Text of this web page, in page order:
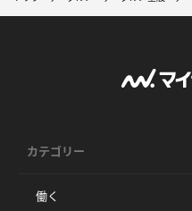
カテゴリー
働く